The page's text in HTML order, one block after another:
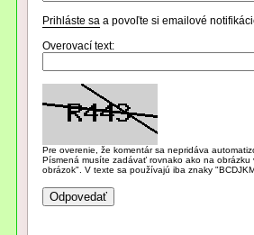
Prihláste sa a povoľte si emailové
Overovací text:
Pre overenie, že komentár sa nepridáva
Písmená musíte zadávať rovnako ako na
obrázok". V texte sa používajú iba znaky